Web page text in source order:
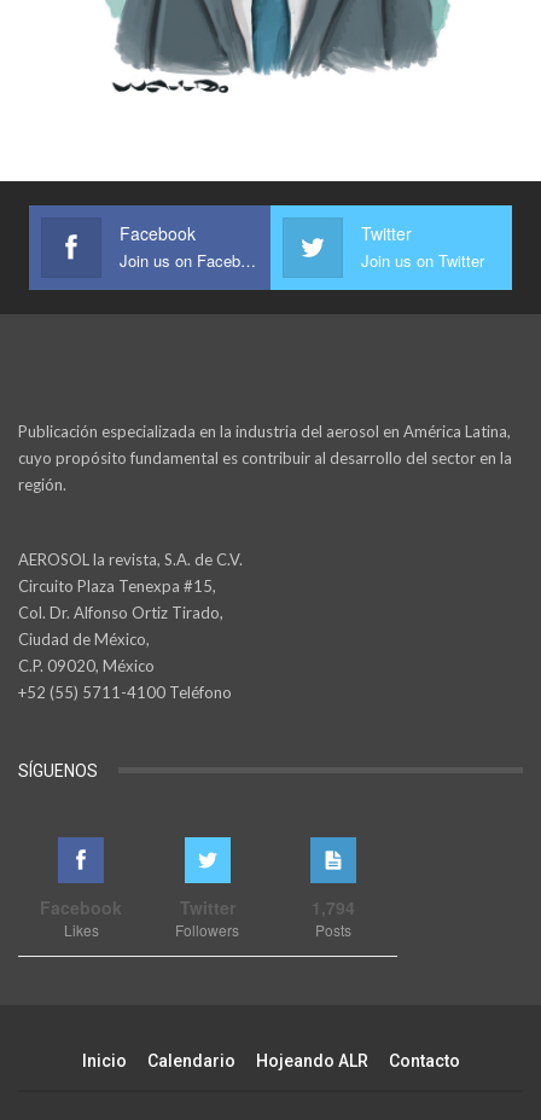
Facebook
Join us on Facebook
Twitter
Join us on Twitter
Publicación especializada en la industria del aerosol en América Latina,
cuyo propósito fundamental es contribuir al desarrollo del sector en la
región.
AEROSOL la revista, S.A. de C.V.
Circuito Plaza Tenexpa #15,
Col. Dr. Alfonso Ortiz Tirado,
Ciudad de México,
C.P. 09020, México
+52 (55) 5711-4100 Teléfono
SÍGUENOS
Facebook
Likes
Twitter
Followers
1,794
Posts
Inicio Calendario Hojeando ALR Contacto